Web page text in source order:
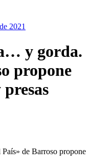
2021
y gorda.
propone
de Barroso propone